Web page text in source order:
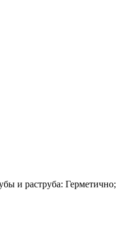
и раструба: Герметично;